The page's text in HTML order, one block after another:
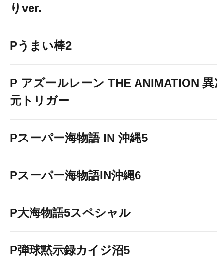
りver.
Pうまい棒2
P アズールレーン THE ANIMATION 異
元トリガー
Pスーパー海物語 IN 沖縄5
Pスーパー海物語IN沖縄6
P大海物語5スペシャル
P弾球黙示録カイジ沼5